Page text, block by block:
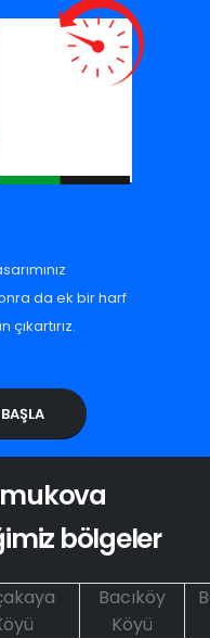
da ek bir harf
bölgeler
Bacıköy
Köyü